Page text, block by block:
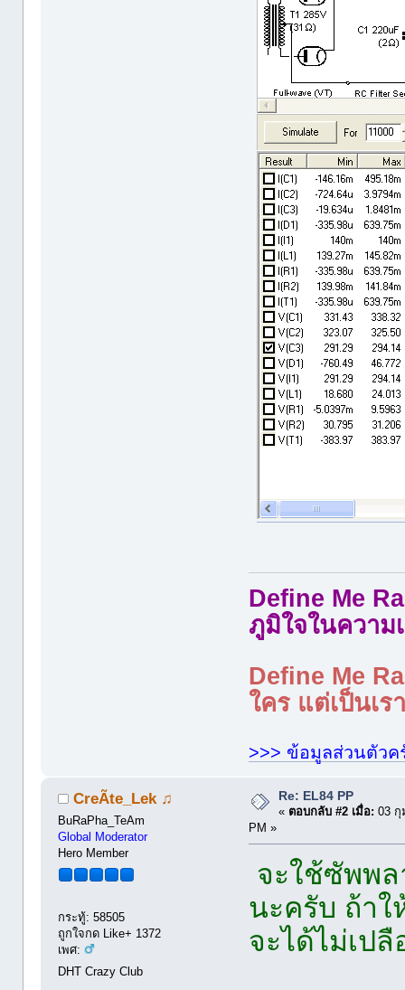
Define Me
ภูมิใจในความ
Define Me
ใคร แต่เป็นเ
>>> ข้อมูลส่วนตัวค
CreÃte_Lek ♫
BuRaPha_TeAm
Global Moderator
Hero Member
กระทู้: 58505
ถูกใจกด Like+ 1372
เพศ:
DHT Crazy Club
Re: EL84 PP
« ตอบกลับ #2 เมื่อ: 03 กุ
PM »
จะใช้ซัพพ
นะครับ ถ้าใ
จะได้ไม่เปลื